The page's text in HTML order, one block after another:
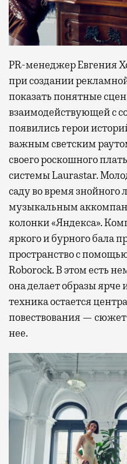
PR-менеджер Евгения
при создании
показать понятные
взаимодействующей с
появились герои
важным светским
своего роскошного
системы Laurastar.
саду во время знойного
музыкальным
колонки «Яндекса».
яркого и бурного бала
пространство с
Roborock. В этом есть
она делает образы ярче
техника остается
повествования — сюжет
нее.